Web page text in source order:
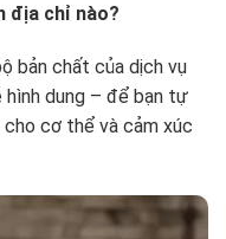
địa chỉ nào?
bản chất của dịch vụ
dung – để bạn tự
cho cơ thể và cảm xúc